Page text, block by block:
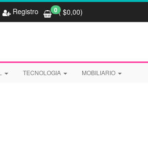
Registro 0( $0,00)
TECNOLOGIA MOBILIARIO